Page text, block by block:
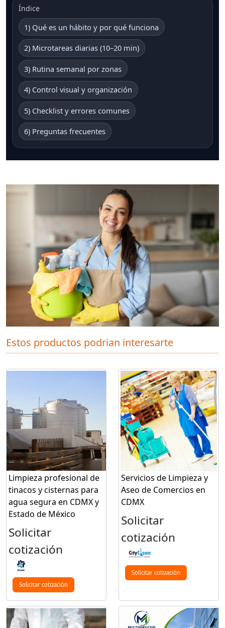
Índice
1) Qué es un hábito y por qué funciona
2) Microtareas diarias (10–20 min)
3) Rutina semanal por zonas
4) Control visual y organización
5) Checklist y errores comunes
6) Preguntas frecuentes
Estos productos podrian interesarte
Limpieza profesional de
tinacos y cisternas para
agua segura en CDMX y
Estado de México
Solicitar
cotización
Solicitar cotización
Servicios de Limpieza y
Aseo de Comercios en
CDMX
Solicitar
cotización
Solicitar cotización